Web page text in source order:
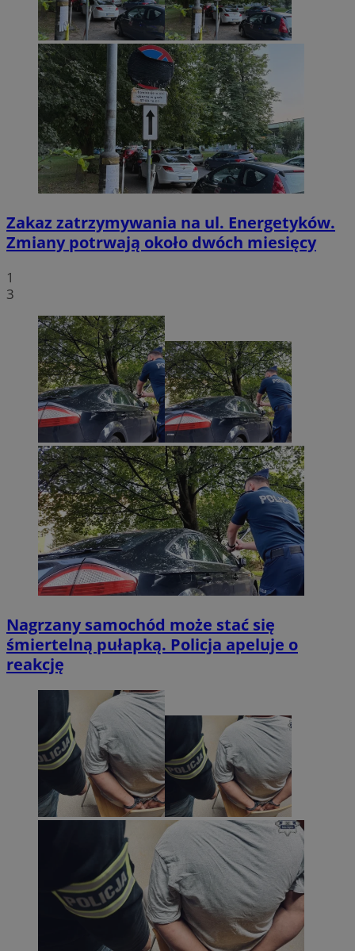
Zakaz zatrzymywania na ul. Energetyków.
Zmiany potrwają około dwóch miesięcy
1
3
Nagrzany samochód może stać się
śmiertelną pułapką. Policja apeluje o
reakcję